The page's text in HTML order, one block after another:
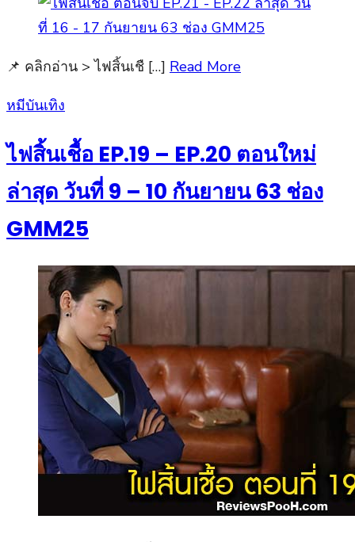
📌 คลิกอ่าน > ไฟสิ้นเชื […] Read More
Posted
หมีบันเทิง
ไฟสิ้นเชื้อ EP.19 – EP.20 ตอนใหม่
ล่าสุด วันที่ 9 – 10 กันยายน 63 ช่อง
GMM25